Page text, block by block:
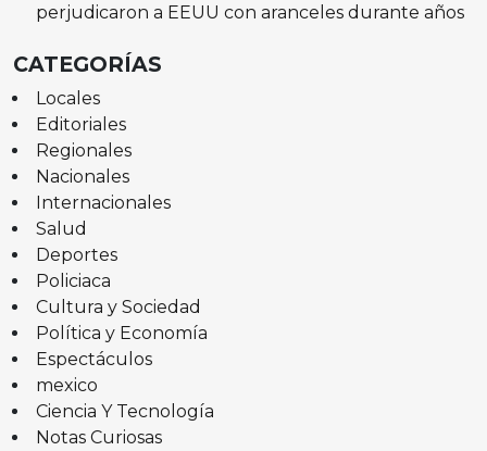
perjudicaron a EEUU con aranceles durante años
CATEGORÍAS
Locales
Editoriales
Regionales
Nacionales
Internacionales
Salud
Deportes
Policiaca
Cultura y Sociedad
Política y Economía
Espectáculos
mexico
Ciencia Y Tecnología
Notas Curiosas